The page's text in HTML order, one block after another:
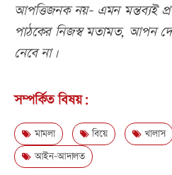
আপত্তিজনক নয়- এমন মন্তব্যই
পাঠকের নিজস্ব মতামত, আপন
নেবে না।
সম্পর্কিত বিষয়:
মামলা বিয়ে খালাস
আইন-আদালত